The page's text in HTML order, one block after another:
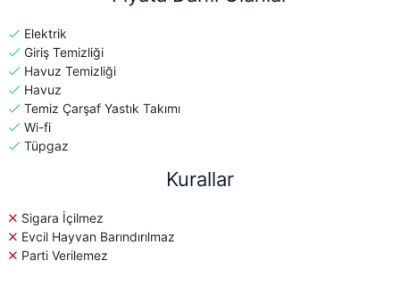
Elektrik
Giriş Temizliği
Havuz Temizliği
Havuz
Temiz Çarşaf Yastık Takımı
Wi-fi
Tüpgaz
Kurallar
Sigara İçilmez
Evcil Hayvan Barındırılmaz
Parti Verilemez